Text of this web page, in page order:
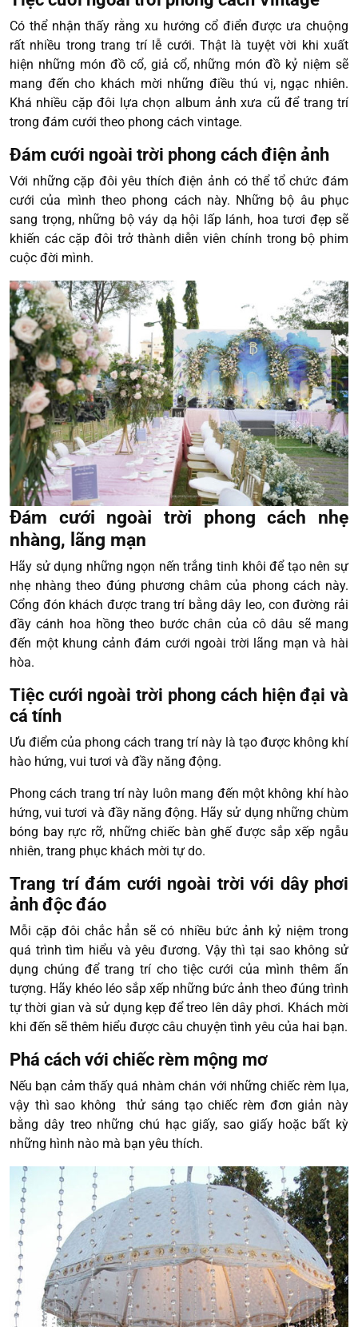
Có thể nhận thấy rằng xu hướng cổ điển được ưa chuộng
rất nhiều trong trang trí lễ cưới. Thật là tuyệt vời khi xuất
hiện những món đồ cổ, giả cổ, những món đồ kỷ niệm sẽ
mang đến cho khách mời những điều thú vị, ngạc nhiên.
Khá nhiều cặp đôi lựa chọn album ảnh xưa cũ để trang trí
trong đám cưới theo phong cách vintage.
Đám cưới ngoài trời phong cách điện ảnh
Với những cặp đôi yêu thích điện ảnh có thể tổ chức đám
cưới của mình theo phong cách này. Những bộ âu phục
sang trọng, những bộ váy dạ hội lấp lánh, hoa tươi đẹp sẽ
khiến các cặp đôi trở thành diễn viên chính trong bộ phim
cuộc đời mình.
Đám cưới ngoài trời phong cách nhẹ
nhàng, lãng mạn
Hãy sử dụng những ngọn nến trắng tinh khôi để tạo nên sự
nhẹ nhàng theo đúng phương châm của phong cách này.
Cổng đón khách được trang trí bằng dây leo, con đường rải
đầy cánh hoa hồng theo bước chân của cô dâu sẽ mang
đến một khung cảnh đám cưới ngoài trời lãng mạn và hài
hòa.
Tiệc cưới ngoài trời phong cách hiện đại và
cá tính
Ưu điểm của phong cách trang trí này là tạo được không khí
hào hứng, vui tươi và đầy năng động.
Phong cách trang trí này luôn mang đến một không khí hào
hứng, vui tươi và đầy năng động. Hãy sử dụng những chùm
bóng bay rực rỡ, những chiếc bàn ghế được sắp xếp ngẫu
nhiên, trang phục khách mời tự do.
Trang trí đám cưới ngoài trời với dây phơi
ảnh độc đáo
Mỗi cặp đôi chắc hẳn sẽ có nhiều bức ảnh kỷ niệm trong
quá trình tìm hiểu và yêu đương. Vậy thì tại sao không sử
dụng chúng để trang trí cho tiệc cưới của mình thêm ấn
tượng. Hãy khéo léo sắp xếp những bức ảnh theo đúng trình
tự thời gian và sử dụng kẹp để treo lên dây phơi. Khách mời
khi đến sẽ thêm hiểu được câu chuyện tình yêu của hai bạn.
Phá cách với chiếc rèm mộng mơ
Nếu bạn cảm thấy quá nhàm chán với những chiếc rèm lụa,
vậy thì sao không thử sáng tạo chiếc rèm đơn giản này
bằng dây treo những chú hạc giấy, sao giấy hoặc bất kỳ
những hình nào mà bạn yêu thích.